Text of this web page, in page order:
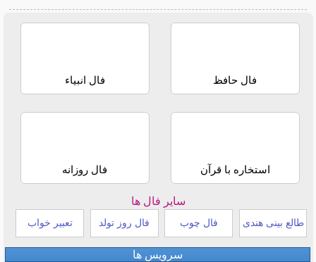
فال حافظ فال انبیاء
استخاره با قرآن فال روزانه
سایر فال ها
طالع بینی هندی فال چوب فال روز تولد تعبیر خواب
سرویس ها